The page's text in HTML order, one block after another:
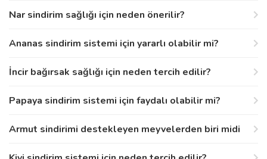
Nar sindirim sağlığı için neden önerilir?
Ananas sindirim sistemi için yararlı olabilir mi?
İncir bağırsak sağlığı için neden tercih edilir?
Papaya sindirim sistemi için faydalı olabilir mi?
Armut sindirimi destekleyen meyvelerden biri midi